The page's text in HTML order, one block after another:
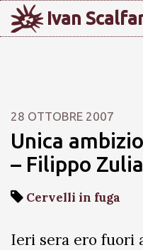
Ivan
28 OTTOBRE 2007
Unica
– Filippo
Cervelli in fuga
Ieri sera ero fuori